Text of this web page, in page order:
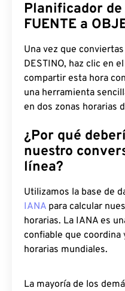
Planificador
FUENTE a
Una vez que
DESTINO, haz clic en
compartir esta hora
una herramienta
en dos zonas horarias
¿Por qué
nuestro
línea?
Utilizamos la base de
IANA para calcular
horarias. La IANA es
confiable que coordina
horarias mundiales.
La mayoría de los